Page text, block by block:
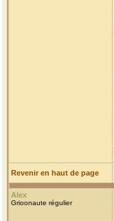
Revenir en haut de page
Alex
Grioonaute régulier